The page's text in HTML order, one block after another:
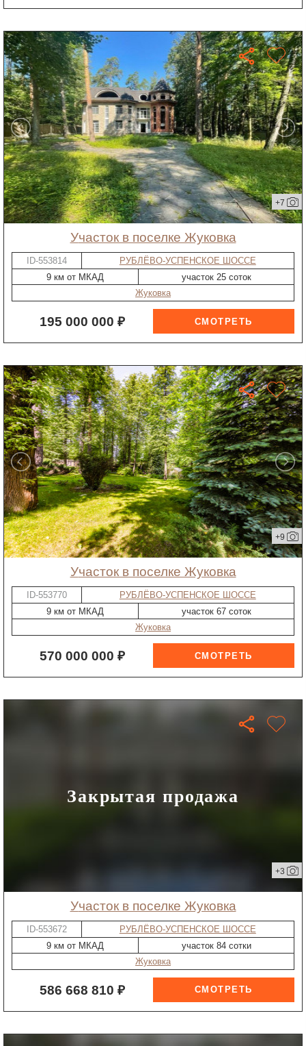
+7
участок в поселке Жуковка
ID-553814
РУБЛЁВО-УСПЕНСКОЕ ШОССЕ
9 км от МКАД
участок 25 соток
Жуковка
195 000 000 ₽
+9
участок в поселке Жуковка
ID-553770
РУБЛЁВО-УСПЕНСКОЕ ШОССЕ
9 км от МКАД
участок 67 соток
Жуковка
570 000 000 ₽
Закрытая продажа
+3
участок в поселке Жуковка
ID-553672
РУБЛЁВО-УСПЕНСКОЕ ШОССЕ
9 км от МКАД
участок 84 сотки
Жуковка
586 668 810 ₽